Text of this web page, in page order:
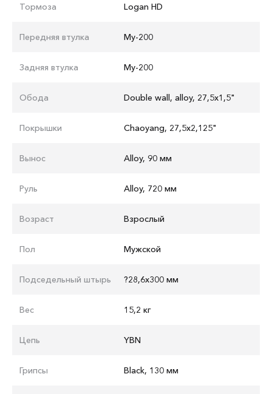
Тормоза Logan HD
Передняя втулка My-200
Задняя втулка My-200
Обода Double wall, alloy, 27,5x1,5"
Покрышки Chaoyang, 27,5x2,125"
Вынос Alloy, 90 мм
Руль Аlloy, 720 мм
Возраст Взрослый
Пол Мужской
Подседельный штырь ?28,6x300 мм
Вес 15,2 кг
Цепь YBN
Грипсы Black, 130 мм